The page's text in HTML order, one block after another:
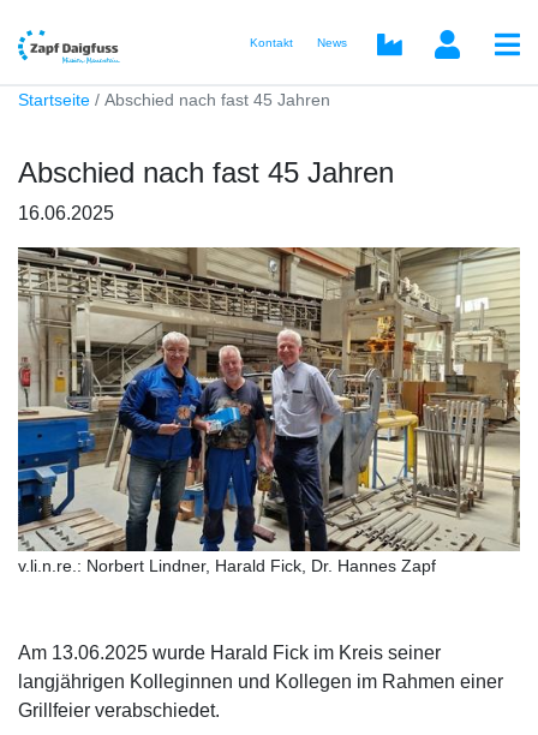
Kontakt News
Startseite Abschied nach fast 45 Jahren
Abschied nach fast 45 Jahren
16.06.2025
v.li.n.re.: Norbert Lindner, Harald Fick, Dr. Hannes Zapf
Am 13.06.2025 wurde Harald Fick im Kreis seiner
langjährigen Kolleginnen und Kollegen im Rahmen einer
Grillfeier verabschiedet.